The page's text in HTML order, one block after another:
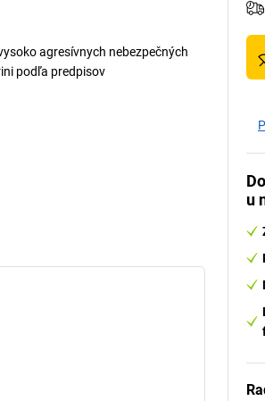
agresívnych nebezpečných
podľa predpisov
u